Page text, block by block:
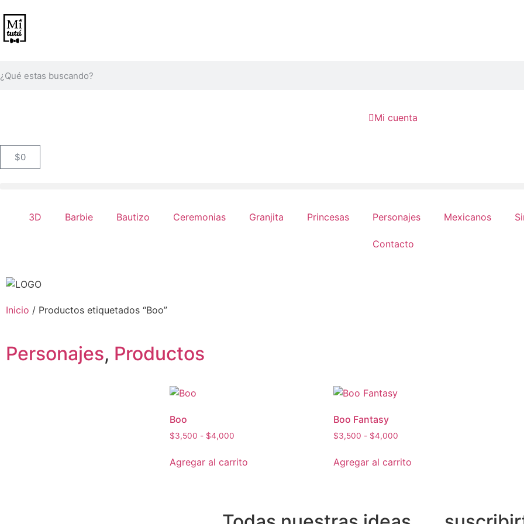
Mi cuenta
$0
3D Barbie Bautizo Ceremonias Granjita Princesas Personajes Mexicanos
Contacto
Inicio / Productos etiquetados “Boo”
Personajes, Productos
Boo
$3,500 - $4,000
Agregar al carrito
Boo Fantasy
$3,500 - $4,000
Agregar al carrito